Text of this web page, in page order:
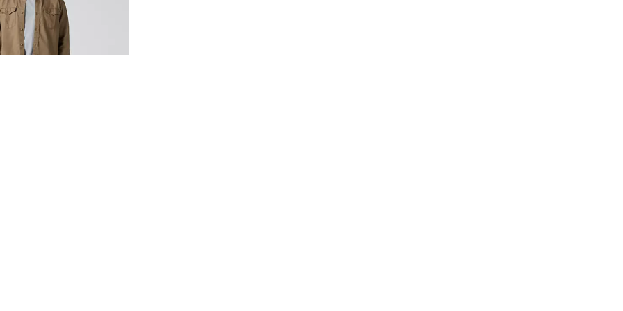
Rabatt Levi's® Red Tab™